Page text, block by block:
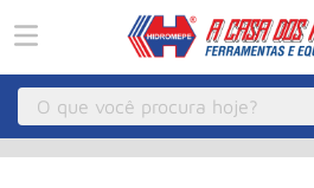
O que você procura hoje?